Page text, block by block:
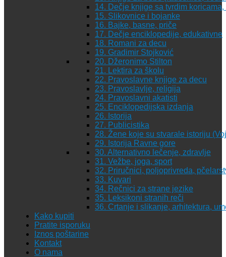
14. Dečje knjige sa tvrdim
15. Slikovnice i bojanke
16. Bajke, basne, priče
17. Dečje enciklopedije, edukativne
18. Romani za decu
19. Gradimir Stojković
20. Džeronimo Stilton
21. Lektira za školu
22. Pravoslavne knjige za decu
23. Pravoslavlje, religija
24. Pravoslavni akatisti
25. Enciklopedijska izdanja
26. Istorija
27. Publicistika
28. Žene koje su stvarale istoriju
29. Istorija Ravne gore
30. Alternativno lečenje, zdravlje
31. Vežbe, joga, sport
32. Priručnici, poljoprivreda,
33. Kuvari
34. Rečnici za strane jezike
35. Leksikoni stranih reči
36. Crtanje i slikanje, arhitektura,
Kako kupiti
Pratite isporuku
Iznos poštarine
Kontakt
O nama